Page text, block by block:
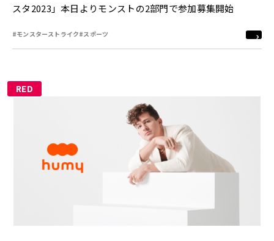
スタ2023」本日よりモンストの2部門で参加募集開始
#モンスターストライク#スポーツ
RED